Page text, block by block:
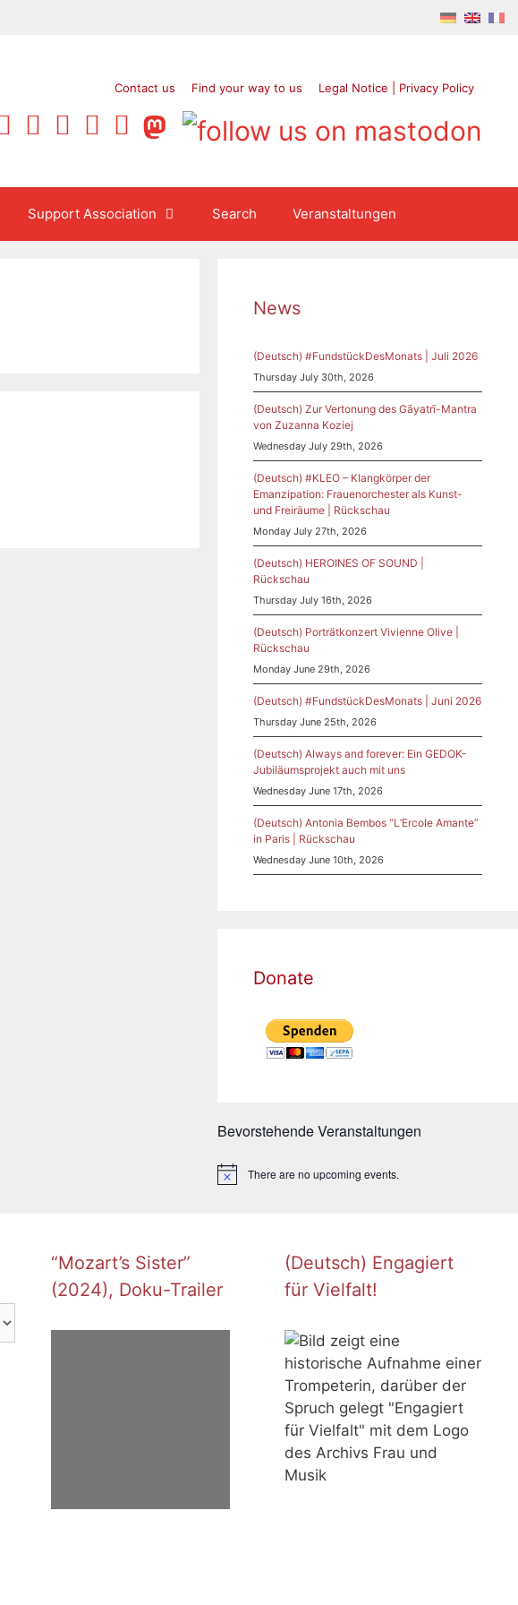
Contact us Find your way to us Legal Notice | Privacy Policy
Support Association Search Veranstaltungen
News
(Deutsch) #FundstückDesMonats | Juli 2026
Thursday July 30th, 2026
(Deutsch) Zur Vertonung des Gāyatrī-Mantra
von Zuzanna Koziej
Wednesday July 29th, 2026
(Deutsch) #KLEO – Klangkörper der
Emanzipation: Frauenorchester als Kunst-
und Freiräume | Rückschau
Monday July 27th, 2026
(Deutsch) HEROINES OF SOUND |
Rückschau
Thursday July 16th, 2026
(Deutsch) Porträtkonzert Vivienne Olive |
Rückschau
Monday June 29th, 2026
(Deutsch) #FundstückDesMonats | Juni 2026
Thursday June 25th, 2026
(Deutsch) Always and forever: Ein GEDOK-
Jubiläumsprojekt auch mit uns
Wednesday June 17th, 2026
(Deutsch) Antonia Bembos “L’Ercole Amante”
in Paris | Rückschau
Wednesday June 10th, 2026
Donate
Bevorstehende Veranstaltungen
N
There are no upcoming events.
“Mozart’s Sister”
(2024), Doku-Trailer
(Deutsch) Engagiert
für Vielfalt!